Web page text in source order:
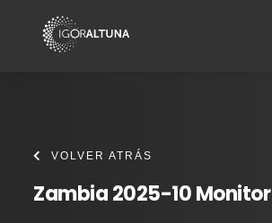
VOLVER ATRÁS
Zambia 2025-10 Monitor